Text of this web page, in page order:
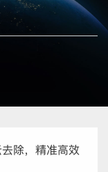
除，精准高效